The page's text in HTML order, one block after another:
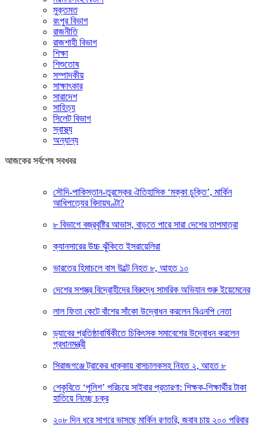
মুক্তমত
রংপুর বিভাগ
রাজনীতি
রাজশাহী বিভাগ
শিক্ষা
শিশুতোষ
সম্পাদকীয়
সাক্ষাৎকার
সারাদেশ
সাহিত্য
সিলেট বিভাগ
স্বাস্থ্য
অন্যান্য
আজকের সর্বশেষ সবখবর
সৌদি-পাকিস্তান-তুরস্কের ঐতিহাসিক ‘মক্কা চুক্তি’, মার্কিন
আধিপত্যের বিদায়ঘণ্টা?
৮ বিভাগে বজ্রবৃষ্টির আভাস, বাড়তে পারে সারা দেশের তাপমাত্রা
ক্যানসারের উচ্চ ঝুঁকিতে ইসরায়েলিরা
ভারতের হিমাচলে বাস উল্টে নিহত ৮, আহত ১০
দেশের সশস্ত্র বিদ্রোহীদের বিরুদ্ধে সামরিক অভিযান শুরু ইয়েমেনের
লাল ফিতা কেটে বাঁশের সাঁকো উদ্বোধন করলেন বিএনপি নেতা
ড্যাবের প্রতিষ্ঠাবার্ষিকীতে চিকিৎসক সমাবেশের উদ্বোধন করলেন
প্রধানমন্ত্রী
সিরাজগঞ্জে ট্রাকের ধাক্কায় বাসচালকসহ নিহত ২, আহত ৮
শেকৃবিতে ‘পুলিশ’ পরিচয়ে সাইবার প্রতারণা: শিক্ষক-শিক্ষার্থীর টাকা
হাতিয়ে নিচ্ছে চক্র
২০৮ দিন ধরে সাগরে ভাসছে মার্কিন রণতরি, জবাব চায় ২০০ পরিবার